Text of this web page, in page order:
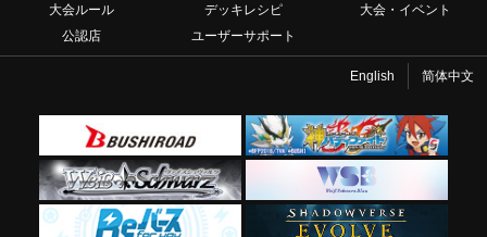
大会ルール
デッキレシピ
大会・イベント
公認店
ユーザーサポート
English 简体中文